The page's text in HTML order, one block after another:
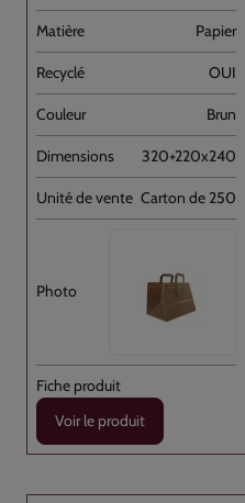
Papier
OUI
Brun
320+220x240
Carton de 250
Voir le produit